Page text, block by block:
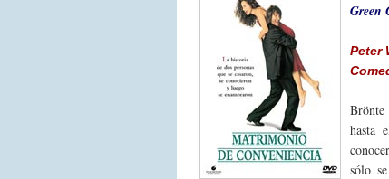
Green
Peter
hasta
sólo